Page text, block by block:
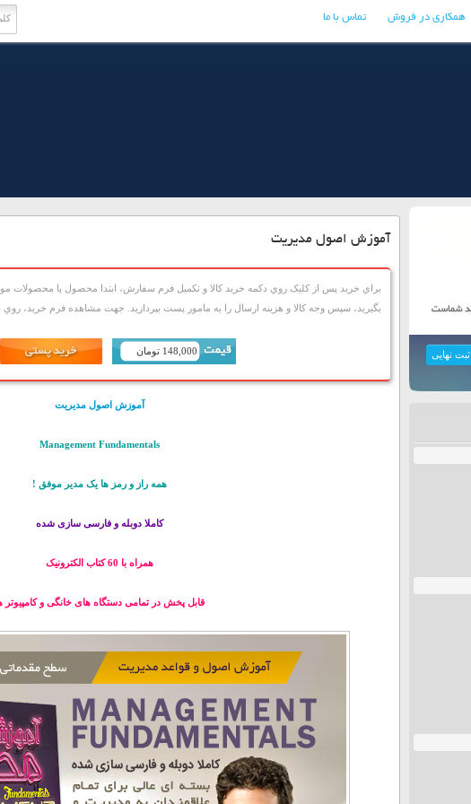
همکاری در فروش تماس با ما
ثبت نهایی
آموزش اصول مدیریت
براي خريد پس از کليک روي دکمه خريد کالا و تکميل فرم سفارش، ابتدا محصول يا محصولات
بگيريد، سپس وجه کالا و هزينه ارسال را به مامور پست بپردازيد. جهت مشاهده فرم خريد، روي
148,000 تومان
آموزش اصول مدیریت
Management Fundamentals
همه راز و رمز ها یک مدیر موفق !
کاملا دوبله و فارسی سازی شده
همراه با 60 کتاب الکترونیک
قابل پخش در تمامی دستگاه های خانگی و کامپیوتر